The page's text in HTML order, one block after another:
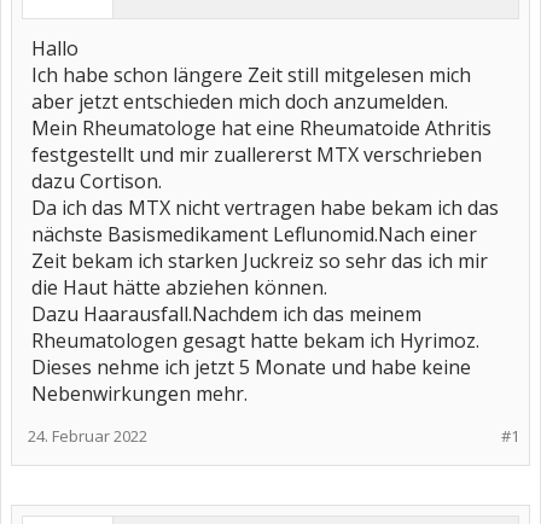
Hallo
Ich habe schon längere Zeit still mitgelesen mich
aber jetzt entschieden mich doch anzumelden.
Mein Rheumatologe hat eine Rheumatoide Athritis
festgestellt und mir zuallererst MTX verschrieben
dazu Cortison.
Da ich das MTX nicht vertragen habe bekam ich das
nächste Basismedikament Leflunomid.Nach einer
Zeit bekam ich starken Juckreiz so sehr das ich mir
die Haut hätte abziehen können.
Dazu Haarausfall.Nachdem ich das meinem
Rheumatologen gesagt hatte bekam ich Hyrimoz.
Dieses nehme ich jetzt 5 Monate und habe keine
Nebenwirkungen mehr.
#1
24. Februar 2022